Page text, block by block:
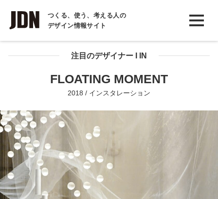
つくる、使う、考える人の
デザイン情報サイト
INTERVIEW
インタビュー
REPORT
COLUMN
注目のデザイナー I IN
FLOATING MOMENT
2018 / インスタレーション